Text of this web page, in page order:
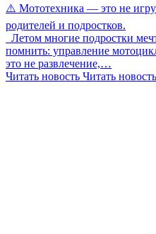
⚠️ Мототехника — это не
родителей и подростков.
Летом многие подростки
помнить: управление
это не развлечение,…
Читать новость Читать новость